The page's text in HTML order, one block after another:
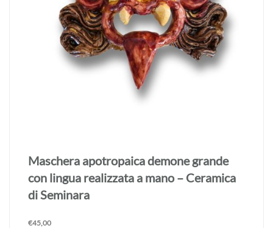
Maschera apotropaica demone grande
con lingua realizzata a mano – Ceramica
di Seminara
€45,00